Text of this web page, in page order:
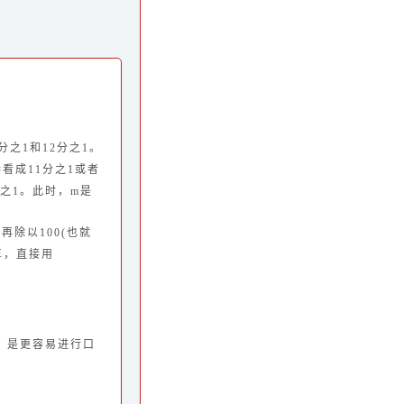
之1和12分之1。
成11分之1或者
1。此时，m是
除以100(也就
直接用
是更容易进行口